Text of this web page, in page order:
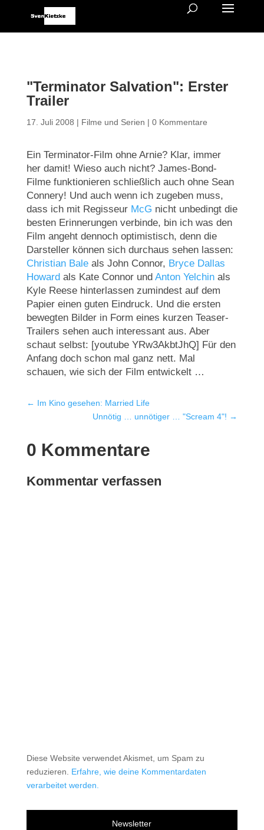
"Terminator Salvation": Erster
Trailer
17. Juli 2008 | Filme und Serien | 0 Kommentare
Ein Terminator-Film ohne Arnie? Klar, immer
her damit! Wieso auch nicht? James-Bond-
Filme funktionieren schließlich auch ohne Sean
Connery! Und auch wenn ich zugeben muss,
dass ich mit Regisseur McG nicht unbedingt die
besten Erinnerungen verbinde, bin ich was den
Film angeht dennoch optimistisch, denn die
Darsteller können sich durchaus sehen lassen:
Christian Baleals John Connor, Bryce Dallas
Howardals Kate Connor und Anton Yelchinals
Kyle Reese hinterlassen zumindest auf dem
Papier einen guten Eindruck. Und die ersten
bewegten Bilder in Form eines kurzen Teaser-
Trailers sehen auch interessant aus. Aber
schaut selbst: [youtube YRw3AkbtJhQ] Für den
Anfang doch schon mal ganz nett. Mal
schauen, wie sich der Film entwickelt …
← Im Kino gesehen: Married Life
Unnötig … unnötiger … "Scream 4"! →
0 Kommentare
Kommentar verfassen
Diese Website verwendet Akismet, um Spam zu
reduzieren. Erfahre, wie deine Kommentardaten
verarbeitet werden.
Newsletter